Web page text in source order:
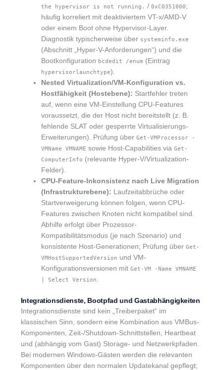
the hypervisor is not running. / 0xC0351000;
häufig korreliert mit deaktiviertem VT-x/AMD-V
oder einem Boot ohne Hypervisor-Layer.
Diagnostik typischerweise über systeminfo.exe
(Abschnitt „Hyper-V-Anforderungen“) und die
Bootkonfiguration bcdedit /enum (Eintrag
hypervisorlaunchtype).
Nested Virtualization/VM-Konfiguration vs.
Hostfähigkeit (Hostebene): Startfehler treten
auf, wenn eine VM-Einstellung CPU-Features
voraussetzt, die der Host nicht bereitstellt (z. B.
fehlende SLAT oder gesperrte Virtualisierungs-
Erweiterungen). Prüfung über Get-VMProcessor -
VMName VMNAME sowie Host-Capabilities via Get-
ComputerInfo (relevante Hyper-V/Virtualization-
Felder).
CPU-Feature-Inkonsistenz nach Live Migration
(Infrastrukturebene): Laufzeitabbrüche oder
Startverweigerung können folgen, wenn CPU-
Features zwischen Knoten nicht kompatibel sind.
Abhilfe erfolgt über Prozessor-
Kompatibilitätsmodus (je nach Szenario) und
konsistente Host-Generationen; Prüfung über Get-
VMHostSupportedVersion und VM-
Konfigurationsversionen mit Get-VM -Name VMNAME
| Select Version.
Integrationsdienste, Bootpfad und Gastabhängigkeiten
Integrationsdienste sind kein „Treiberpaket“ im
klassischen Sinn, sondern eine Kombination aus VMBus-
Komponenten, Zeit-/Shutdown-Schnittstellen, Heartbeat
und (abhängig vom Gast) Storage- und Netzwerkpfaden.
Bei modernen Windows-Gästen werden die relevanten
Komponenten über den normalen Updatekanal gepflegt;